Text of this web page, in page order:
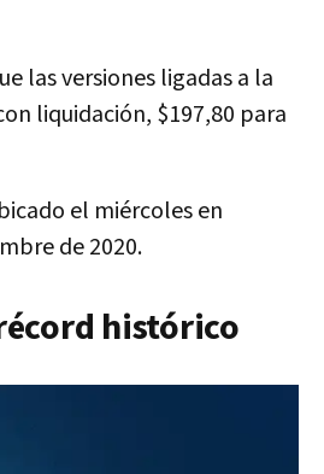
las versiones ligadas a la
liquidación, $197,80 para
el miércoles en
de 2020.
histórico